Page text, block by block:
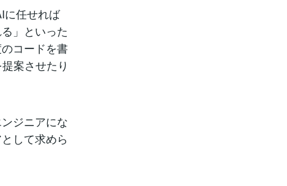
に任せれば
」といった
コードを書
案させたり
ジニアにな
して求めら